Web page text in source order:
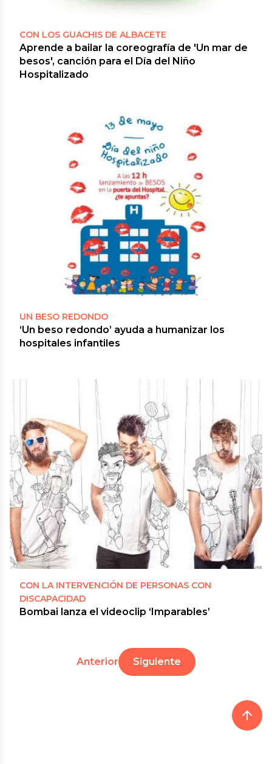
CON LOS GUACHIS DE ALBACETE
Aprende a bailar la coreografía de 'Un mar de
besos', canción para el Día del Niño
Hospitalizado
UN BESO REDONDO
‘Un beso redondo’ ayuda a humanizar los
hospitales infantiles
CON LA INTERVENCIÓN DE PERSONAS CON
DISCAPACIDAD
Bombai lanza el videoclip ‘Imparables’
Anterior Siguiente